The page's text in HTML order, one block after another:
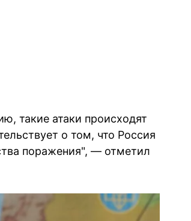
такие атаки происходят
о том, что Россия
поражения", — отметил